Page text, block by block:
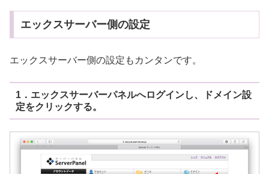
エックスサーバー側の設定
エックスサーバー側の設定もカンタンです。
1．エックスサーバーパネルへログインし、ドメイン設
定をクリックする。